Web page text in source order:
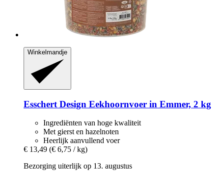
Winkelmandje
Esschert Design Eekhoornvoer in Emmer, 2 kg
Ingrediënten van hoge kwaliteit
Met gierst en hazelnoten
Heerlijk aanvullend voer
€ 13,49 (€ 6,75 / kg)
Bezorging uiterlijk op 13. augustus